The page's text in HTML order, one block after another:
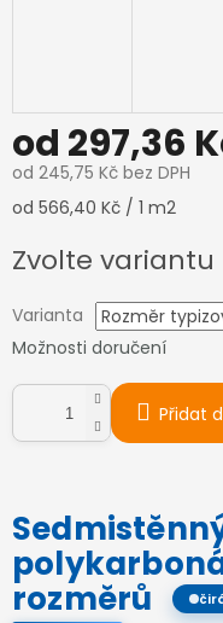
od 297,36
od 245,75 Kč bez DPH
Měrná
od 566,40 Kč / 1 m2
Zvolte variantu
Varianta
Možnosti doručení
Přidat
rozměrů